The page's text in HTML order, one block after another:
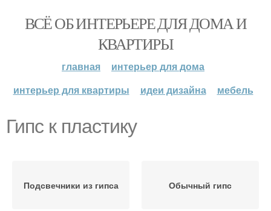
ВСЁ ОБ ИНТЕРЬЕРЕ ДЛЯ ДОМА И
КВАРТИРЫ
главная
интерьер для дома
интерьер для квартиры
идеи дизайна мебель
Гипс к пластику
Подсвечники из гипса Обычный гипс